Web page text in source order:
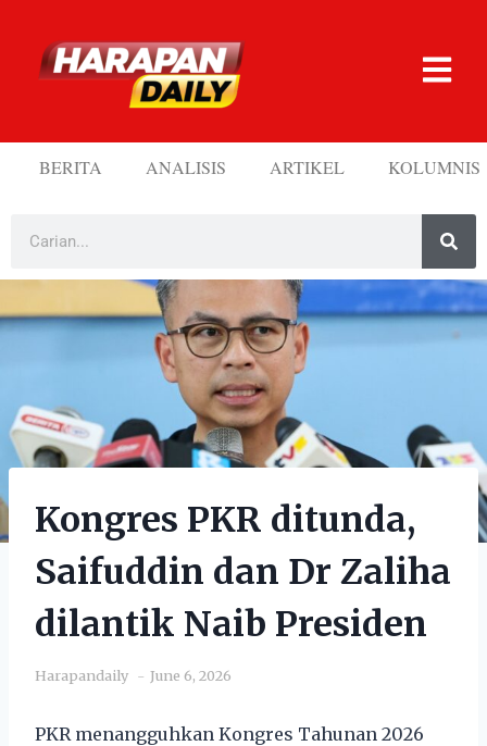
BERITA ANALISIS ARTIKEL KOLUMNIS
Kongres PKR ditunda,
Saifuddin dan Dr Zaliha
dilantik Naib Presiden
Harapandaily June 6, 2026
PKR menangguhkan Kongres Tahunan 2026